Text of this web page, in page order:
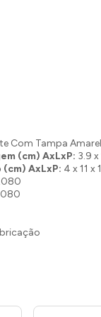
Com Tampa
(cm) AxLxP: 3.9 x
AxLxP: 4 x 11 x